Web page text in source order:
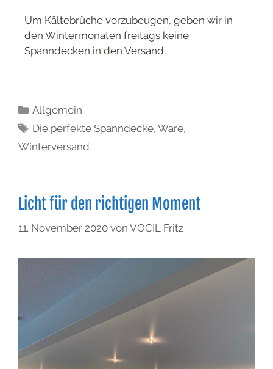
Um Kältebrüche vorzubeugen, geben wir in
den Wintermonaten freitags keine
Spanndecken in den Versand.
Allgemein
Die perfekte Spanndecke,Ware,
Winterversand
Licht für den richtigen Moment
11. November 2020 von VOCIL Fritz